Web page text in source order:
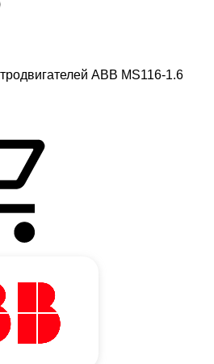
ABB MS116-1.6